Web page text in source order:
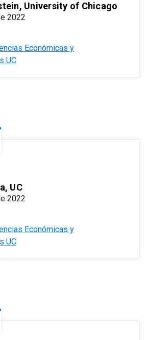
University of Chicago
2022
Económicas y
UC
UC
2022
Económicas y
UC